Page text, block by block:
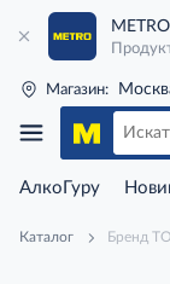
METRO
Магазин:
АлкоГуру
Каталог Бренд